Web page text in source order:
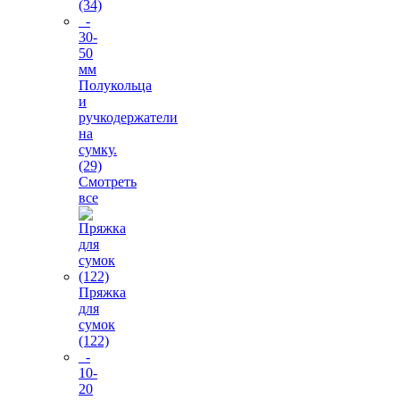
(34)
-
30-
50
мм
Полукольца
и
ручкодержатели
на
сумку.
(29)
Смотреть
все
Пряжка
для
сумок
(122)
-
10-
20